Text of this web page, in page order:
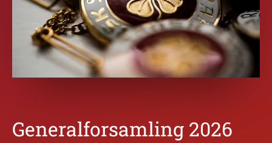
Generalforsamling 2026